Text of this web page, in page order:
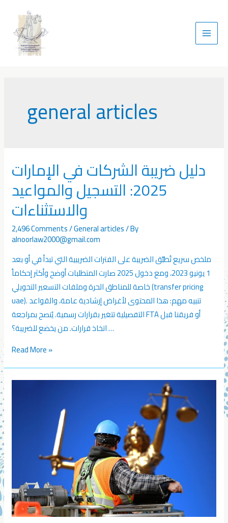
general articles
دليل ضريبة الشركات في الإمارات
2025: التسجيل والمواعيد
والاستثناءات
2,496 Comments/General articles/ By
alnoorlaw2000@gmail.com
ملخص سريع تُطبَّق الضريبة على الفترات الضريبية التي تبدأ في أو بعد
1 يونيو 2023، ومع دخول 2025 صارت المتطلبات أوضح وأكثر إحكاماً
خاصة للمناطق الحرة وملفات التسعير التحويلي (transfer pricing
uae). تنبيه مهم: هذا المحتوى لأغراض إرشادية عامة، والقواعد
التفصيلية تتغير بقرارات رسمية. يُنصح بمراجعة FTA أو فريقنا قبل
اتخاذ قرارات. من يخضع للضريبة؟ …
Read More »